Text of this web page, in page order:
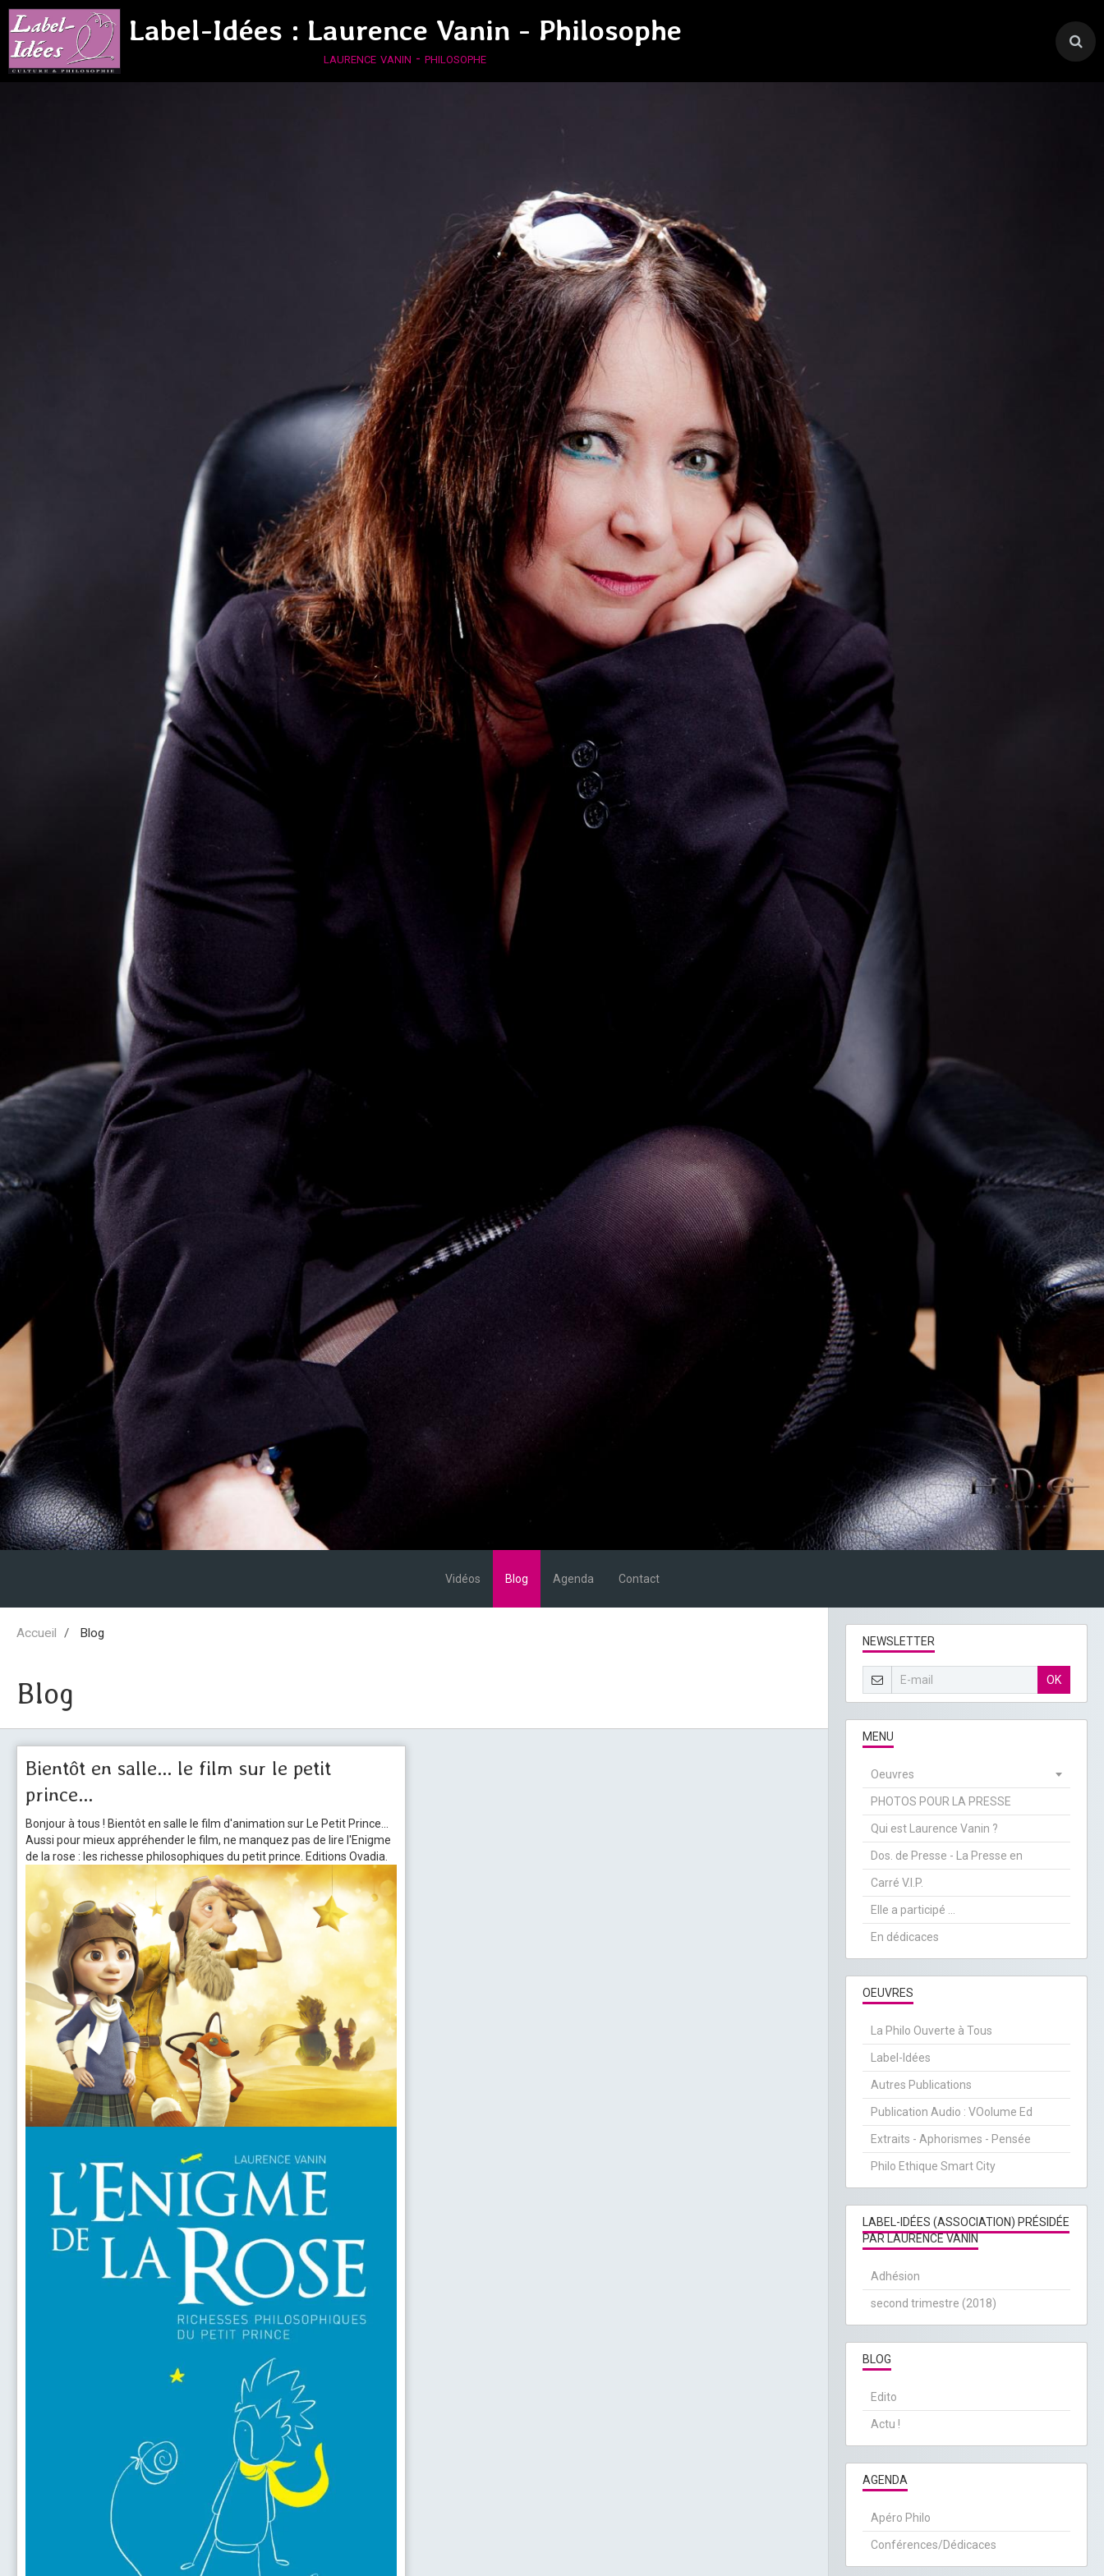
Label-Idées : Laurence Vanin - Philosophe
laurence vanin - philosophe
Vidéos Blog Agenda Contact
Accueil Blog
Blog
Bientôt en salle... le film sur le petit
prince...
Bonjour à tous ! Bientôt en salle le film d'animation sur Le Petit Prince...
Aussi pour mieux appréhender le film, ne manquez pas de lire l'Enigme
de la rose : les richesse philosophiques du petit prince. Editions Ovadia.
NEWSLETTER
OK
MENU
Oeuvres
PHOTOS POUR LA PRESSE
Qui est Laurence Vanin ?
Dos. de Presse - La Presse en
Carré V.I.P.
Elle a participé ...
En dédicaces
OEUVRES
La Philo Ouverte à Tous
Label-Idées
Autres Publications
Publication Audio : VOolume Ed
Extraits - Aphorismes - Pensée
Philo Ethique Smart City
LABEL-IDÉES (ASSOCIATION) PRÉSIDÉE
PAR LAURENCE VANIN
Adhésion
second trimestre (2018)
BLOG
Edito
Actu !
AGENDA
Apéro Philo
Conférences/Dédicaces